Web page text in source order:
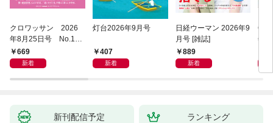
クロワッサン 2026
年8月25日号 No.117
1 [大人のAI＆スマホ
塾。]
669
新着
灯台2026年9月号
407
新着
日経ウーマン 2026年9
月号 [雑誌]
889
新着
年9
新刊配信予定 ランキング